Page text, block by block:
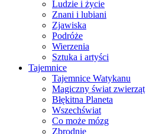
Ludzie i życie
Znani i lubiani
Zjawiska
Podróże
Wierzenia
Sztuka i artyści
Tajemnice
Tajemnice Watykanu
Magiczny świat zwierząt
Błękitna Planeta
Wszechświat
Co może mózg
Zbrodnie